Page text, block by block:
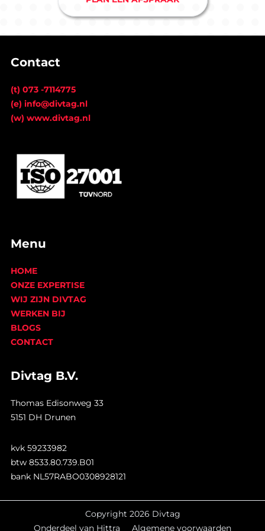
Contact
(t) 073 -7114775
(e) info@divtag.nl
(w) www.divtag.nl
Menu
HOME
ONZE EXPERTISE
WIJ ZIJN DIVTAG
WERKEN BIJ
BLOGS
CONTACT
Divtag B.V.
Thomas Edisonweg 33
5151 DH Drunen
kvk 59233982
btw 8533.80.739.B01
bank NL57RABO0308928121
Copyright 2026 Divtag
Onderdeel van Hittra
Algemene voorwaarden